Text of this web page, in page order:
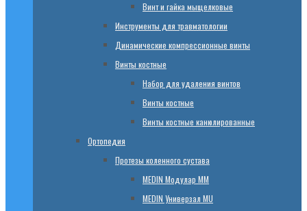
Винт и гайка мыщелковые
Инструменты для травматологии
Динамические компрессионные винты
Винты костные
Набор для удаления винтов
Винты костные
Винты костные канюлированные
Ортопедия
Протезы коленного сустава
МЕDIN Модулар ММ
МЕDIN Универзал MU